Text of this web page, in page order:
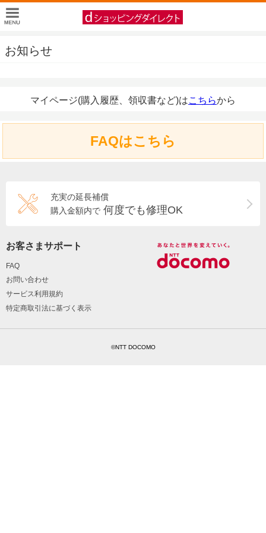
お知らせ
マイページ(購入履歴、領収書など)はこちらから
FAQはこちら
充実の延長補償
購入金額内で 何度でも修理OK
お客さまサポート
FAQ
お問い合わせ
サービス利用規約
特定商取引法に基づく表示
©NTT DOCOMO